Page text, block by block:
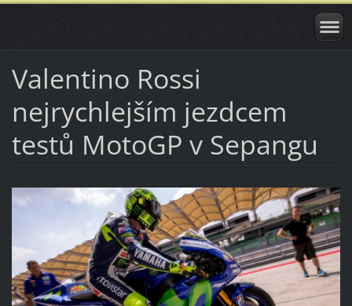
Valentino Rossi
nejrychlejším jezdcem
testů MotoGP v Sepangu